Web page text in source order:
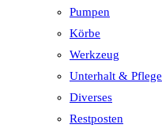
Pumpen
Körbe
Werkzeug
Unterhalt & Pflege
Diverses
Restposten